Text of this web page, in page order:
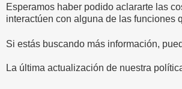
Esperamos haber podido aclararte las
interactúen con alguna de las funciones
Si estás buscando más información,
La última actualización de nuestra